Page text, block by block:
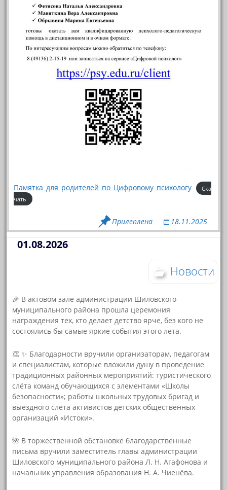
Памятка_для_родителей_по_Цифровому_психологу
Ска
чать
Прилеплена 18.11.2025
01.08.2026
Новости
🎉 В актовом зале администрации Шиловского
муниципального района прошла церемония
награждения тех, кто делает детство ярче, без кого не
состоялись бы самые яркие события этого лета.
👏 ✨ Благодарности вручили организаторам, педагогам
и специалистам, которые вложили душу в проведение
традиционных районных мероприятий: туристического
слёта команд обучающихся с элементами «Школы
безопасности»; работы школьных трудовых бригад и
выездного слёта активистов детских общественных
организаций «Истоки».
🌺 В торжественной обстановке благодарственные
письма вручили заместитель главы администрации
Шиловского муниципального района Л. Н. Агафонова и
начальник управления образования Н. А. Чиенёва.